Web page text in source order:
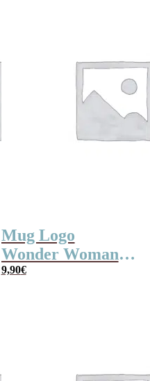
Mug Logo
Wonder Woman –
320 ml
9,90€